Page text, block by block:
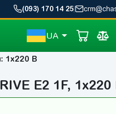
(093) 170 14 25
UA
1x220 В
E2 1F, 1x220